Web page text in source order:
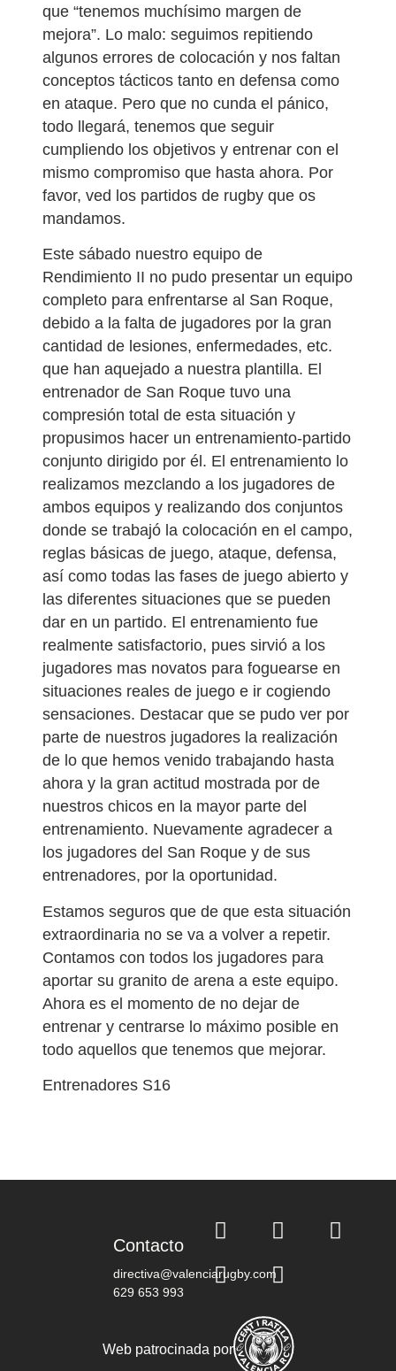
que “tenemos muchísimo margen de
mejora”. Lo malo: seguimos repitiendo
algunos errores de colocación y nos faltan
conceptos tácticos tanto en defensa como
en ataque. Pero que no cunda el pánico,
todo llegará, tenemos que seguir
cumpliendo los objetivos y entrenar con el
mismo compromiso que hasta ahora. Por
favor, ved los partidos de rugby que os
mandamos.
Este sábado nuestro equipo de
Rendimiento II no pudo presentar un equipo
completo para enfrentarse al San Roque,
debido a la falta de jugadores por la gran
cantidad de lesiones, enfermedades, etc.
que han aquejado a nuestra plantilla. El
entrenador de San Roque tuvo una
compresión total de esta situación y
propusimos hacer un entrenamiento-partido
conjunto dirigido por él. El entrenamiento lo
realizamos mezclando a los jugadores de
ambos equipos y realizando dos conjuntos
donde se trabajó la colocación en el campo,
reglas básicas de juego, ataque, defensa,
así como todas las fases de juego abierto y
las diferentes situaciones que se pueden
dar en un partido. El entrenamiento fue
realmente satisfactorio, pues sirvió a los
jugadores mas novatos para foguearse en
situaciones reales de juego e ir cogiendo
sensaciones. Destacar que se pudo ver por
parte de nuestros jugadores la realización
de lo que hemos venido trabajando hasta
ahora y la gran actitud mostrada por de
nuestros chicos en la mayor parte del
entrenamiento. Nuevamente agradecer a
los jugadores del San Roque y de sus
entrenadores, por la oportunidad.
Estamos seguros que de que esta situación
extraordinaria no se va a volver a repetir.
Contamos con todos los jugadores para
aportar su granito de arena a este equipo.
Ahora es el momento de no dejar de
entrenar y centrarse lo máximo posible en
todo aquellos que tenemos que mejorar.
Entrenadores S16
Contacto
directiva@valenciarugby.com
629 653 993
Web patrocinada por